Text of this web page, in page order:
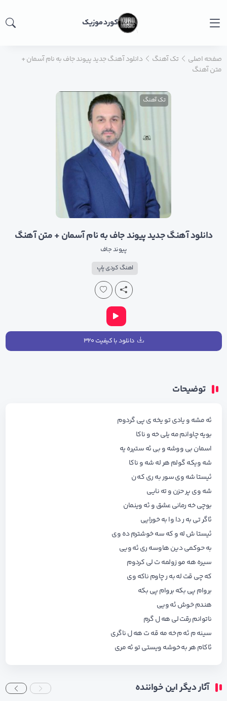
کورد موزیک
صفحه اصلی تک آهنگ
دانلود آهنگ جدید پیوند جاف به نام آسمان +
متن آهنگ
تک آهنگ
دانلود آهنگ جدید پیوند جاف به نام آسمان + متن آهنگ
پیوند جاف
اهنگ کردی پاپ
دانلود با کیفیت ۳۲۰
توضیحات
ئه مشه و یادی تو یخه ی پی گردوم
بویه چاوانم مه یلی خه و ناکا
اسمان بی ووشه و بی ئه ستیره یه
شه ویکه گولم هر له شه و ناکا
ئیستا شه وی سور به ری که ن
شه وی پر حزن و ته نایی
بوچی خه رمانی عشق و ئه وینمان
ئاگر تی به ر دا وا به خورایی
ئیستا ش له و که سه خوشترم ده وی
به حوکمی دین هاوسه ری ئه ویی
سیره هه مو زولمه ت لی کردوم
که چی قت له به ر چاوم ناکه وی
بروام پی بکه بروام پی بکه
هندم خوش ئه ویی
ناتوانم رقت لی هه ل گرم
سینه م ئه م خه مه قه ت هه ل ناگری
ئاکام هر به خوشه ویستی تو ئه مری
آثار دیگر این خواننده